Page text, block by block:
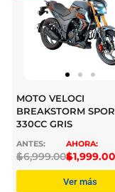
MOTO VELOCI
BREAKSTORM
330CC GRIS
$
46,999.00$
41,999.00
Ver más